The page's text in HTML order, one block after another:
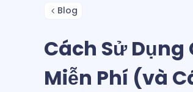
Blog
Cách Sử
Miễn Phí (và